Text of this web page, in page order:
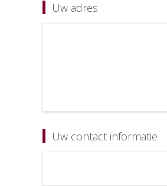
Uw adres
Uw contact informatie